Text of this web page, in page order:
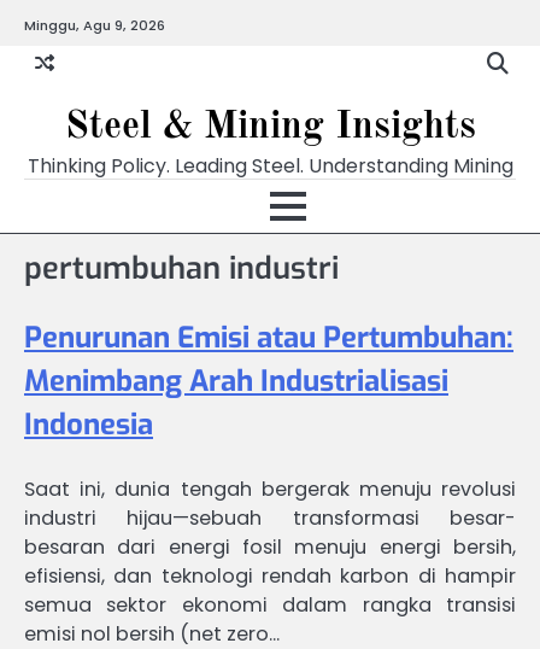
content
Minggu, Agu 9, 2026
Steel & Mining Insights
Thinking Policy. Leading Steel. Understanding Mining
pertumbuhan industri
Penurunan Emisi atau Pertumbuhan:
Menimbang Arah Industrialisasi
Indonesia
Saat ini, dunia tengah bergerak menuju revolusi
industri hijau—sebuah transformasi besar-
besaran dari energi fosil menuju energi bersih,
efisiensi, dan teknologi rendah karbon di hampir
semua sektor ekonomi dalam rangka transisi
emisi nol bersih (net zero…